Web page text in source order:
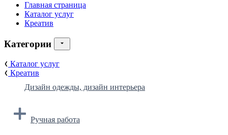
Главная страница
Каталог услуг
Креатив
Категории
Каталог услуг
Креатив
Дизайн одежды, дизайн интерьера
Ручная работа